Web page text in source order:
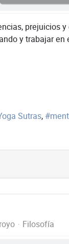
prejuicios
y trabajar
Sutras
Filosofía